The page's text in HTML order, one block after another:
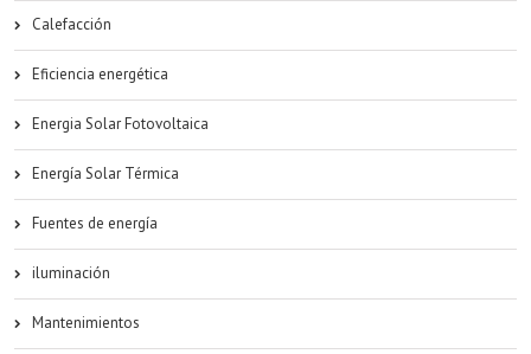
Calefacción
Eficiencia energética
Energia Solar Fotovoltaica
Energía Solar Térmica
Fuentes de energía
iluminación
Mantenimientos